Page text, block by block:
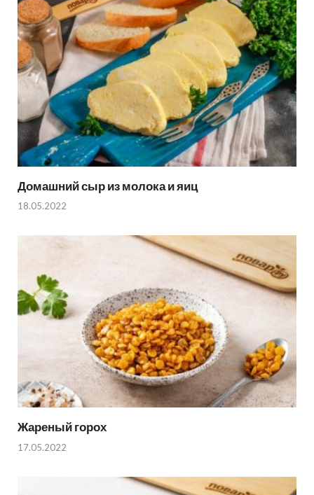
Домашний сыр из молока и яиц
18.05.2022
Жареный горох
17.05.2022